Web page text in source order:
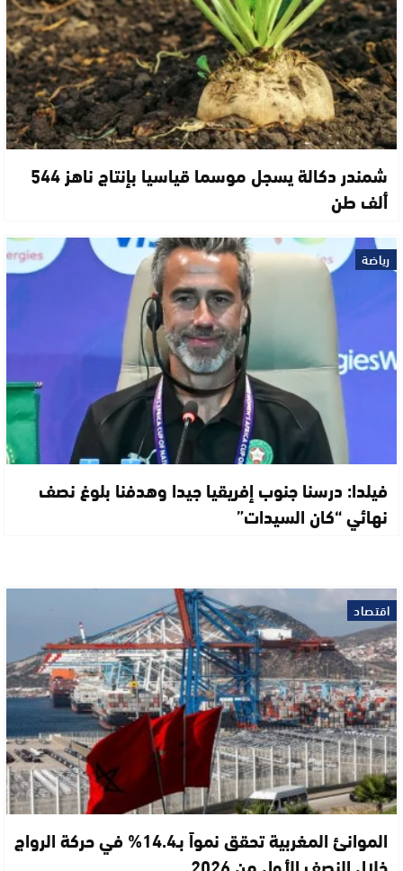
شمندر دكالة يسجل موسما قياسيا بإنتاج ناهز 544
ألف طن
رياضة
فيلدا: درسنا جنوب إفريقيا جيدا وهدفنا بلوغ نصف
نهائي “كان السيدات”
اقتصاد
الموانئ المغربية تحقق نمواً بـ14.4% في حركة الرواج